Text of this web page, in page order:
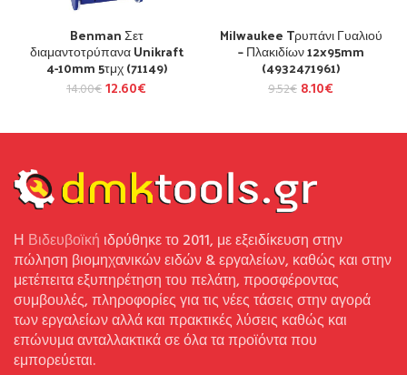
Benman Σετ
διαμαντοτρύπανα Unikraft
4-10mm 5τμχ (71149)
14.00€12.60€
Milwaukee Tρυπάνι Γυαλιού
– Πλακιδίων 12x95mm
(4932471961)
9.52€ 8.10€
Η Βιδευβοϊκή ιδρύθηκε το 2011, με εξειδίκευση στην
πώληση βιομηχανικών ειδών & εργαλείων, καθώς και στην
μετέπειτα εξυπηρέτηση του πελάτη, προσφέροντας
συμβουλές, πληροφορίες για τις νέες τάσεις στην αγορά
των εργαλείων αλλά και πρακτικές λύσεις καθώς και
επώνυμα ανταλλακτικά σε όλα τα προϊόντα που
εμπορεύεται.